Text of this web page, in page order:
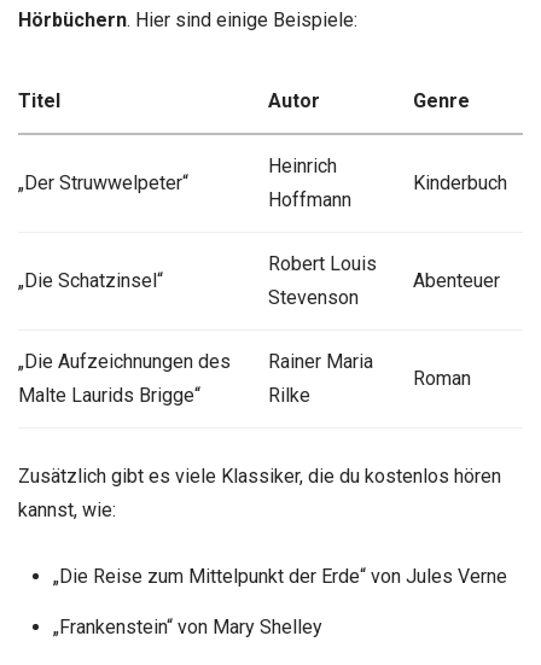
Hörbüchern. Hier sind einige Beispiele:
Titel Autor Genre
„Der Struwwelpeter“
Heinrich
Hoffmann
Kinderbuch
„Die Schatzinsel“
Robert Louis
Stevenson
Abenteuer
„Die Aufzeichnungen des
Malte Laurids Brigge“
Rainer Maria
Rilke
Roman
Zusätzlich gibt es viele Klassiker, die du kostenlos hören
kannst, wie:
„Die Reise zum Mittelpunkt der Erde“ von Jules Verne
„Frankenstein“ von Mary Shelley